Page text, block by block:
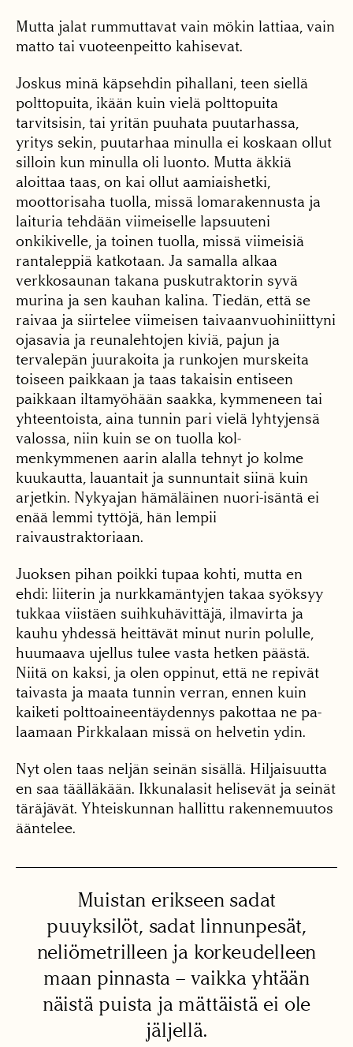
Mutta jalat rummuttavat vain mökin lattiaa, vain
matto tai vuoteenpeitto ka­hisevat.
Joskus minä käpsehdin pihallani, teen siellä
poltto­puita, ikään kuin vielä polt­topuita
tarvitsisin, tai yri­tän puuhata puutarhassa,
yritys sekin, puutarhaa mi­nulla ei koskaan ollut
sil­loin kun minulla oli luon­to. Mutta äkkiä
aloittaa taas, on kai ollut aamiaishetki,
moottorisaha tuolla, missä lomarakennusta ja
laituria tehdään viimeiselle lapsuuteni
onkikivelle, ja toinen tuolla, missä viimei­siä
rantaleppiä katkotaan. Ja samalla alkaa
verkkosaunan takana puskutrak­torin syvä
murina ja sen kauhan kalina. Tiedän, et­tä se
raivaa ja siirtelee vii­meisen taivaanvuohiniittyni
ojasavia ja reunalehtojen kiviä, pajun ja
tervalepän juurakoita ja runkojen murskeita
toiseen paikkaan ja taas takaisin entiseen
paikkaan iltamyöhään saakka, kymmeneen tai
yh­teentoista, aina tunnin pari vielä lyhtyjensä
valossa, niin kuin se on tuolla kol­
menkymmenen aarin alalla tehnyt jo kolme
kuukautta, lauantait ja sunnuntait sii­nä kuin
arjetkin. Nykyajan hämäläinen nuori-isäntä ei
enää lemmi tyttöjä, hän lempii
raivaustraktoriaan.
Juoksen pihan poikki tu­paa kohti, mutta en
ehdi: liiterin ja nurkkamäntyjen takaa syöksyy
tukkaa viis­täen suihkuhävittäjä, ilma­virta ja
kauhu yhdessä heit­tävät minut nurin polulle,
huumaava ujellus tulee vasta hetken päästä.
Niitä on kaksi, ja olen oppinut, että ne repivät
taivasta ja maata tunnin verran, ennen kuin
kaiketi polttoaineentäydennys pakottaa ne pa­
laamaan Pirkkalaan missä on helvetin ydin.
Nyt olen taas neljän sei­nän sisällä. Hiljaisuutta
en saa täälläkään. Ikkunalasit helisevät ja seinät
täräjävät. Yhteiskunnan hallittu rakennemuutos
ääntelee.
Muistan erikseen sadat
puuyksilöt, sadat linnunpesät,
neliömetrilleen ja korkeudelleen
maan pinnasta – vaikka yhtään
näistä puista ja mättäistä ei ole
jäljellä.